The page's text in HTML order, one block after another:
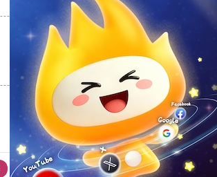
支持
支持 反对 [0]
风驰加速器 旋风加速器 八戒看书